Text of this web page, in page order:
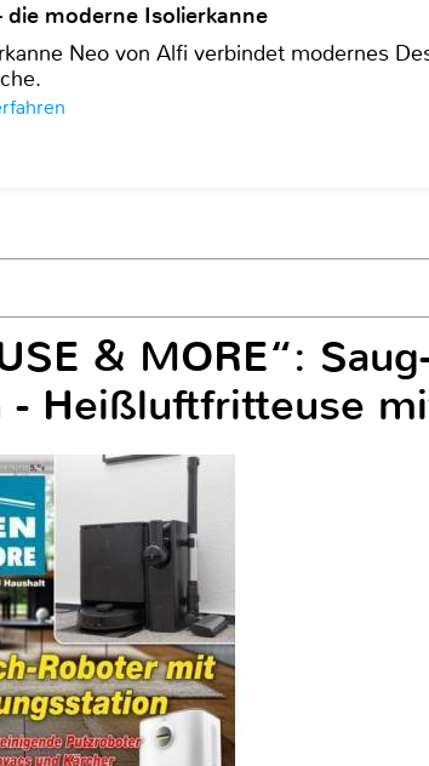
die moderne Isolierkanne
Neo von Alfi verbindet modernes
& MORE“:
Heißluftfritteuse